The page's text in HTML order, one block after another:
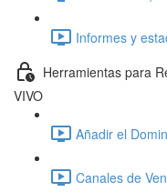
Informes y
Herramientas para
VIVO
Añadir el
Canales de